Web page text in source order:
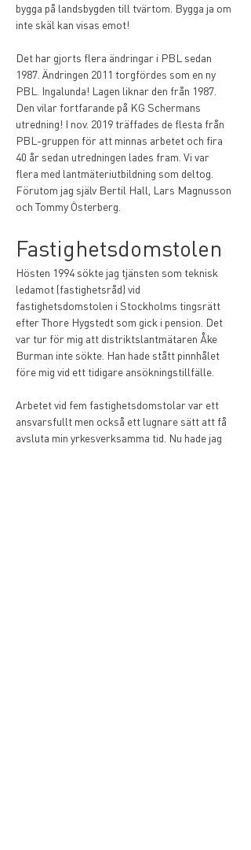
bygga på landsbygden till tvärtom. Bygga ja om
inte skäl kan visas emot!
Det har gjorts flera ändringar i PBL sedan
1987. Ändringen 2011 torgfördes som en ny
PBL. Ingalunda! Lagen liknar den från 1987.
Den vilar fortfarande på KG Schermans
utredning! I nov. 2019 träffades de flesta från
PBL-gruppen för att minnas arbetet och fira
40 år sedan utredningen lades fram. Vi var
flera med lantmäteriutbildning som deltog.
Förutom jag själv Bertil Hall, Lars Magnusson
och Tommy Österberg.
Fastighetsdomstolen
Hösten 1994 sökte jag tjänsten som teknisk
ledamot (fastighetsråd) vid
fastighetsdomstolen i Stockholms tingsrätt
efter Thore Hygstedt som gick i pension. Det
var tur för mig att distriktslantmätaren Åke
Burman inte sökte. Han hade stått pinnhålet
före mig vid ett tidigare ansökningstillfälle.
Arbetet vid fem fastighetsdomstolar var ett
ansvarsfullt men också ett lugnare sätt att få
avsluta min yrkesverksamma tid. Nu hade jag